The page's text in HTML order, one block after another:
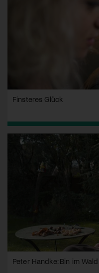
Finsteres Glück
Peter Handke: Bin im Wald...